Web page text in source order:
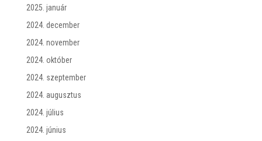
2025. január
2024. december
2024. november
2024. október
2024. szeptember
2024. augusztus
2024. július
2024. június